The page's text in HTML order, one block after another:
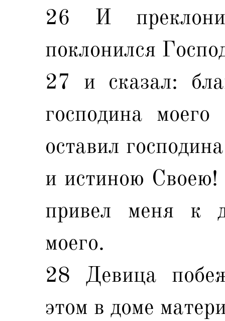
26 И
поклонился
27 и сказал:
господина
оставил
и истиною
привел меня к
моего.
28 Девица
этом в доме